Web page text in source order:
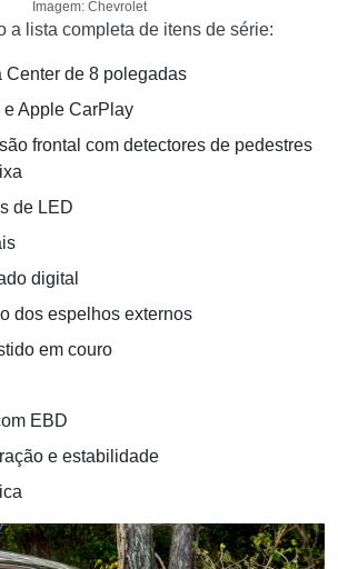
Imagem: Chevrolet
a lista completa de itens de série:
Center de 8 polegadas
Apple CarPlay
frontal com detectores de pedestres
de LED
digital
dos espelhos externos
em couro
EBD
e estabilidade